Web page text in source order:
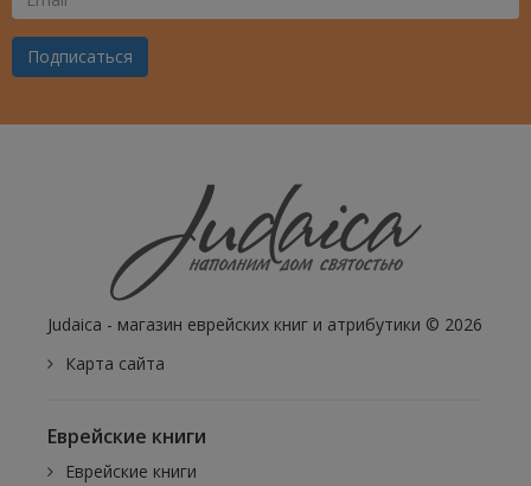
Ваш
Email
Подписаться
Judaica - магазин еврейских книг и атрибутики © 2026
Карта сайта
Еврейские книги
Еврейские книги